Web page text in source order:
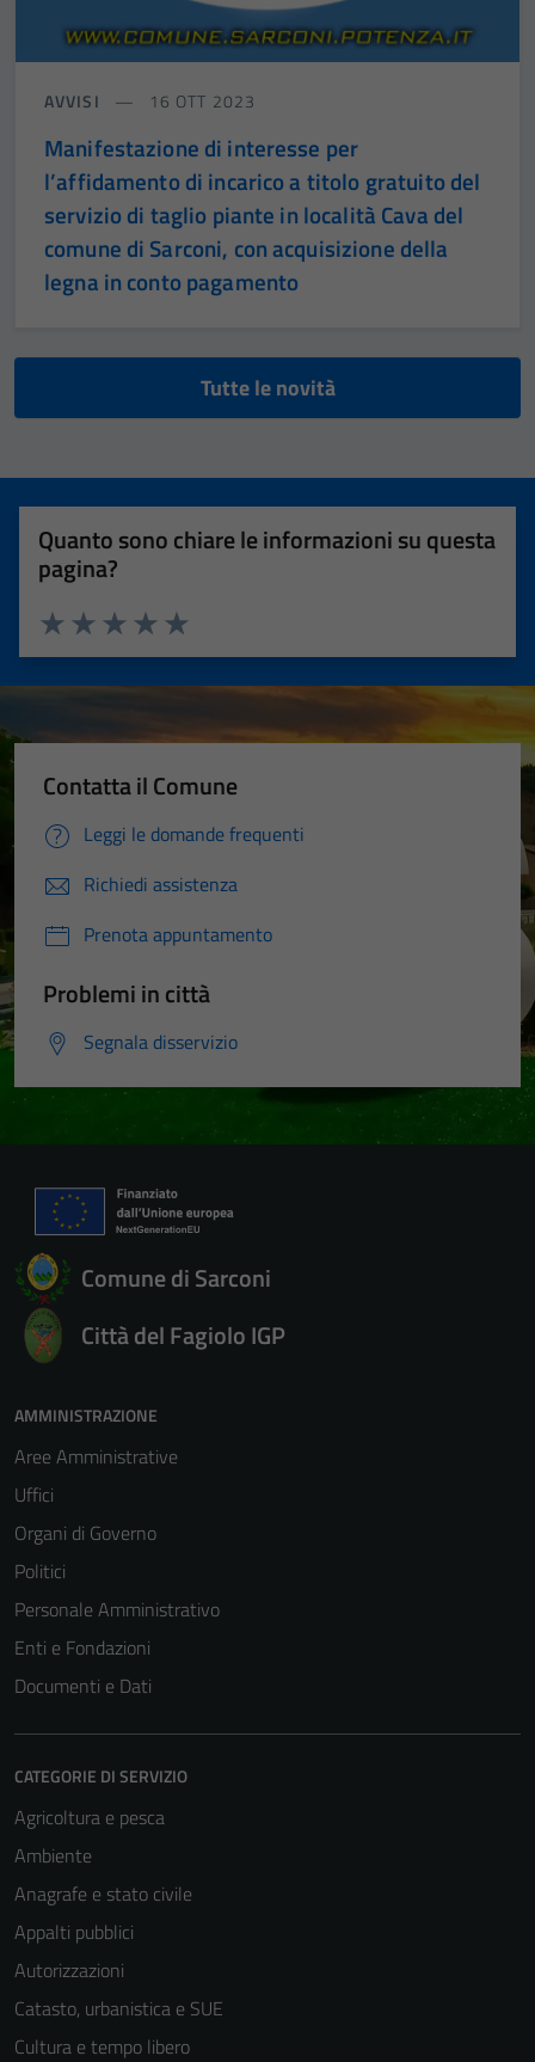
AVVISI 16 OTT 2023
Manifestazione di interesse per
l’affidamento di incarico a titolo gratuito del
servizio di taglio piante in località Cava del
comune di Sarconi, con acquisizione della
legna in conto pagamento
Tutte le novità
Quanto sono chiare le informazioni su questa
pagina?
Valuta 5 stelle su 5
Valuta 4 stelle su 5
Valuta 3 stelle su 5
Valuta 2 stelle su 5
Valuta 1 stelle su 5
Contatta il Comune
Leggi le domande frequenti
Richiedi assistenza
Prenota appuntamento
Problemi in città
Segnala disservizio
Comune di Sarconi
Città del Fagiolo IGP
AMMINISTRAZIONE
Aree Amministrative
Uffici
Organi di Governo
Politici
Personale Amministrativo
Enti e Fondazioni
Documenti e Dati
CATEGORIE DI SERVIZIO
Agricoltura e pesca
Ambiente
Anagrafe e stato civile
Appalti pubblici
Autorizzazioni
Catasto, urbanistica e SUE
Cultura e tempo libero